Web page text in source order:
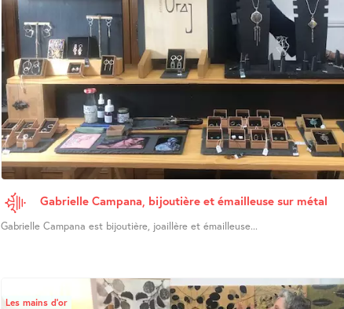
Gabrielle Campana, bijoutière et émailleuse sur métal
Gabrielle Campana est bijoutière, joaillère et émailleuse...
Les mains d’or